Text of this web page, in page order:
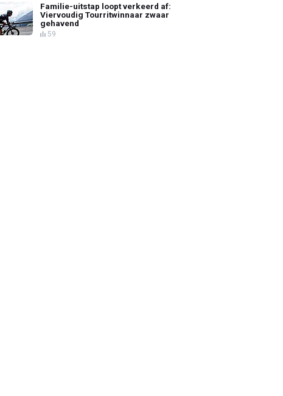
Familie-uitstap loopt verkeerd af:
Viervoudig Tourritwinnaar zwaar
gehavend
59